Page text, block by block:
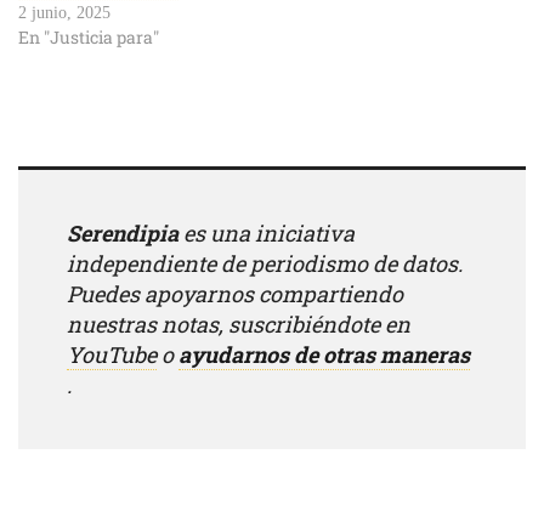
2 junio, 2025
En "Justicia para"
Serendipiaes una iniciativa
independiente de periodismo de datos.
Puedes apoyarnos compartiendo
nuestras notas, suscribiéndote en
YouTubeoayudarnos de otras maneras
.